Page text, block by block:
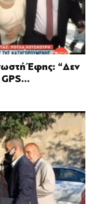
Έφης: “Δεν